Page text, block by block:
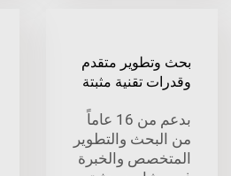
بحث وتطوير متقدم
وقدرات تقنية مثبتة
بدعم من 16 عاماً
من البحث والتطوير
المتخصص والخبرة